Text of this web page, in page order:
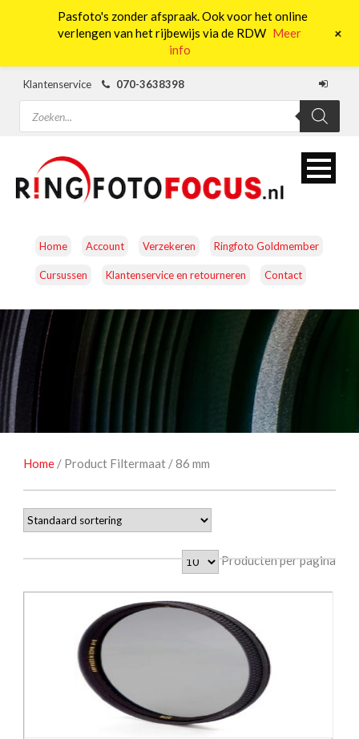
Klantenservice
070-3638398
Producten
zoeken
Home Account Verzekeren Ringfoto Goldmember
Cursussen Klantenservice en retourneren Contact
CAMERA’S OBJECTIEVEN ACCESSOIRES
NATUUROBSERVATIE
STUDIOFOTOGRAFIE
Home / Product Filtermaat / 86 mm
Producten per pagina
Pasfoto's zonder afspraak. Ook voor het online
verlengen van het rijbewijs via de RDW Meer
info
+